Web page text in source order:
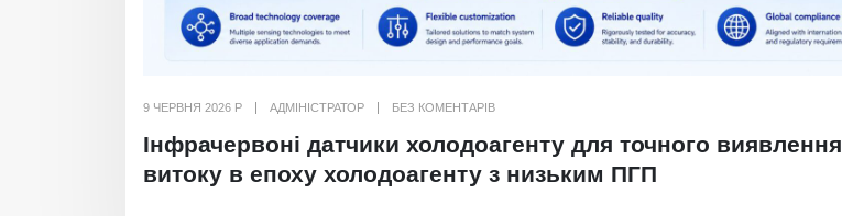
9 ЧЕРВНЯ 2026 Р АДМІНІСТРАТОР БЕЗ КОМЕНТАРІВ
Інфрачервоні датчики холодоагенту для точного виявлення
витоку в епоху холодоагенту з низьким ПГП